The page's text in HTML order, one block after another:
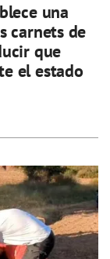
una
carnets de
que
el estado